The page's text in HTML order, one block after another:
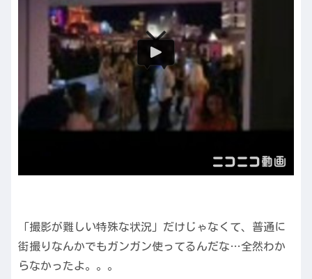
「撮影が難しい特殊な状況」だけじゃなくて、普通に
街撮りなんかでもガンガン使ってるんだな…全然わか
らなかったよ。。。